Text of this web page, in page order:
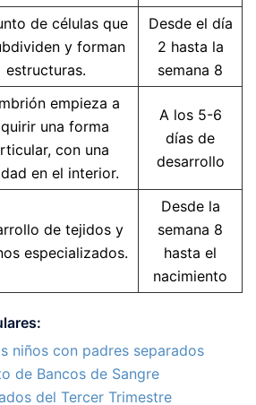
de células que
y forman
estructuras.
Desde el día
2 hasta la
semana 8
empieza a
una forma
con una
en el interior.
A los 5-6
días de
desarrollo
de tejidos y
especializados.
Desde la
semana 8
hasta el
nacimiento
niños con padres separados
de Bancos de Sangre
del Tercer Trimestre